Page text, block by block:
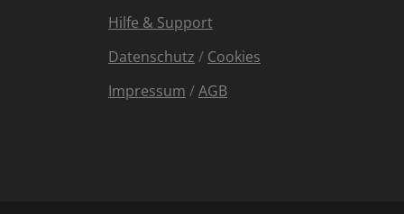
Hilfe & Support
Datenschutz / Cookies
Impressum /AGB